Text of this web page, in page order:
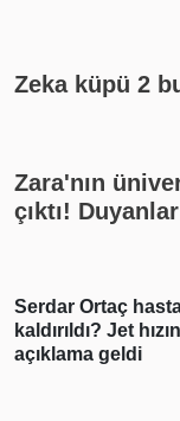
Zeka küpü 2
Zara'nın
çıktı!
Serdar Ortaç
kaldırıldı? Jet
açıklama geldi